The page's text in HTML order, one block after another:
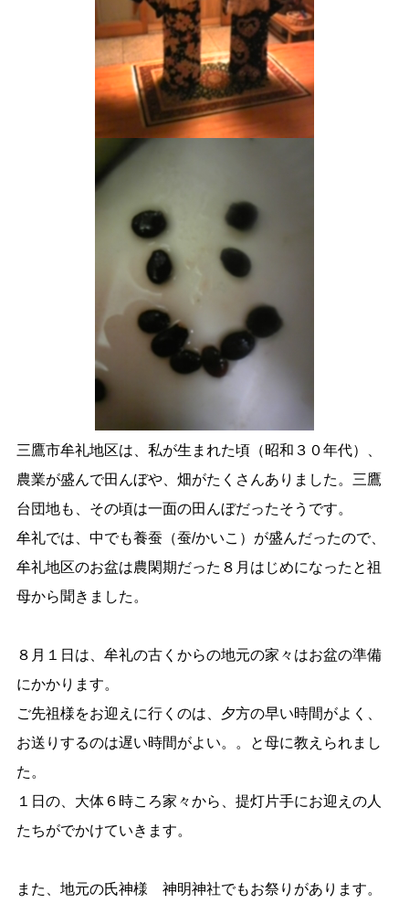
三鷹市牟礼地区は、私が生まれた頃（昭和３０年代）、
農業が盛んで田んぼや、畑がたくさんありました。三鷹
台団地も、その頃は一面の田んぼだったそうです。
牟礼では、中でも養蚕（蚕/かいこ）が盛んだったので、
牟礼地区のお盆は農閑期だった８月はじめになったと祖
母から聞きました。
８月１日は、牟礼の古くからの地元の家々はお盆の準備
にかかります。
ご先祖様をお迎えに行くのは、夕方の早い時間がよく、
お送りするのは遅い時間がよい。。と母に教えられまし
た。
１日の、大体６時ころ家々から、提灯片手にお迎えの人
たちがでかけていきます。
また、地元の氏神様 神明神社でもお祭りがあります。